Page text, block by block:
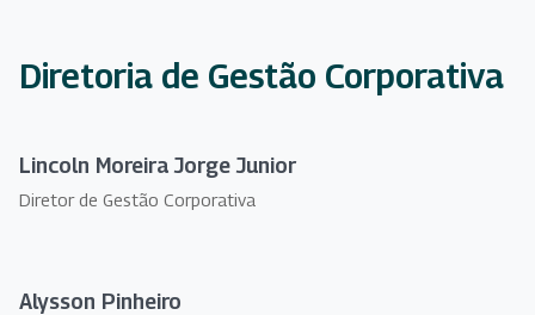
Diretoria de Gestão Corporativa
Lincoln Moreira Jorge Junior
Diretor de Gestão Corporativa
Alysson Pinheiro